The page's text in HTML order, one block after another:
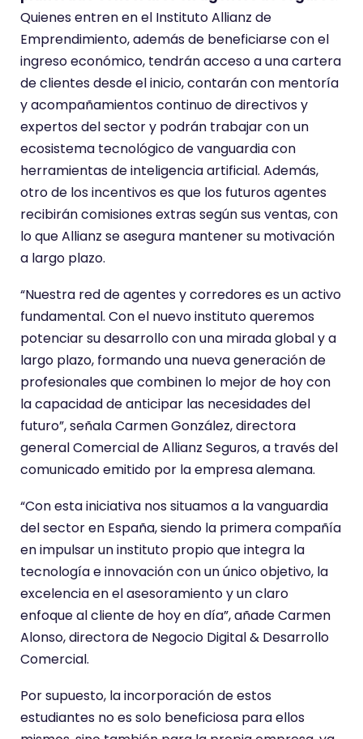
Quienes entren en el Instituto Allianz de
Emprendimiento, además de beneficiarse con el
ingreso económico, tendrán acceso a una cartera
de clientes desde el inicio, contarán con mentoría
y acompañamientos continuo de directivos y
expertos del sector y podrán trabajar con un
ecosistema tecnológico de vanguardia con
herramientas de inteligencia artificial. Además,
otro de los incentivos es que los futuros agentes
recibirán comisiones extras según sus ventas, con
lo que Allianz se asegura mantener su motivación
a largo plazo.
“Nuestra red de agentes y corredores es un activo
fundamental. Con el nuevo instituto queremos
potenciar su desarrollo con una mirada global y a
largo plazo, formando una nueva generación de
profesionales que combinen lo mejor de hoy con
la capacidad de anticipar las necesidades del
futuro”, señala Carmen González, directora
general Comercial de Allianz Seguros, a través del
comunicado emitido por la empresa alemana.
“Con esta iniciativa nos situamos a la vanguardia
del sector en España, siendo la primera compañía
en impulsar un instituto propio que integra la
tecnología e innovación con un único objetivo, la
excelencia en el asesoramiento y un claro
enfoque al cliente de hoy en día”, añade Carmen
Alonso, directora de Negocio Digital & Desarrollo
Comercial.
Por supuesto, la incorporación de estos
estudiantes no es solo beneficiosa para ellos